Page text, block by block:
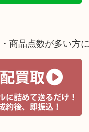
商品点数が多い方